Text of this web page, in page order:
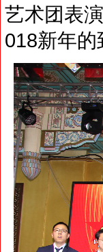
艺术团表
018新年的